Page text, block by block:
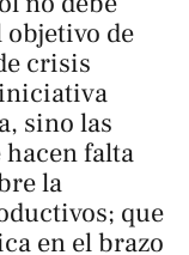
de
crisis
sino las
falta
la
que
en el brazo